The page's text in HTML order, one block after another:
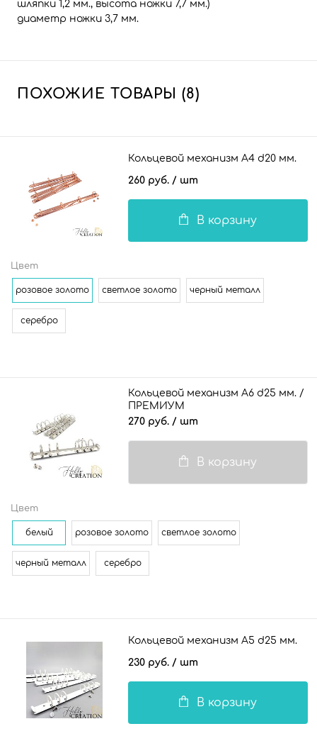
шляпки 1,2 мм., высота ножки 7,7 мм.)
диаметр ножки 3,7 мм.
ПОХОЖИЕ ТОВАРЫ (8)
Кольцевой механизм А4 d20 мм.
260 руб. / шт
В корзину
Цвет
розовое золото светлое золото черный металл
серебро
Кольцевой механизм А6 d25 мм. /
ПРЕМИУМ
270 руб. / шт
В корзину
Цвет
белый розовое золото светлое золото
черный металл серебро
Кольцевой механизм А5 d25 мм.
230 руб. / шт
В корзину